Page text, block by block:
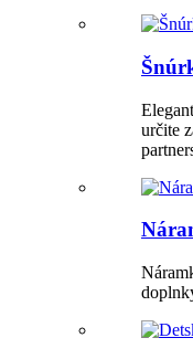
určite